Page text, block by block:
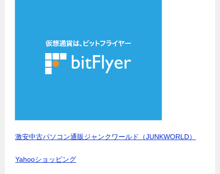
激安中古パソコン通販ジャンクワールド（JUNKWORLD）
Yahooショッピング